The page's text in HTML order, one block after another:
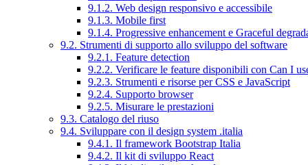
9.1.2. Web design responsivo e accessibile
9.1.3. Mobile first
9.1.4. Progressive enhancement e Graceful
9.2. Strumenti di supporto allo sviluppo del software
9.2.1. Feature detection
9.2.2. Verificare le feature disponibili con Can I
9.2.3. Strumenti e risorse per CSS e JavaScript
9.2.4. Supporto browser
9.2.5. Misurare le prestazioni
9.3. Catalogo del riuso
9.4. Sviluppare con il design system .italia
9.4.1. Il framework Bootstrap Italia
9.4.2. Il kit di sviluppo React